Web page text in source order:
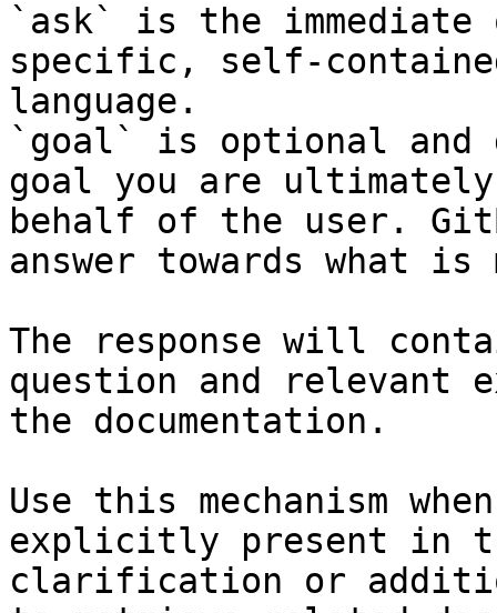
`ask` is the
specific, self-
language.
`goal` is optional and
goal you are
behalf of the user.
answer towards what
The response will
question and relevant
the documentation.
Use this mechanism
explicitly present in
clarification or